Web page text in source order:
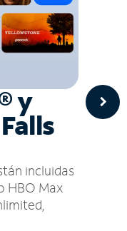
y
incluidas
HBO Max